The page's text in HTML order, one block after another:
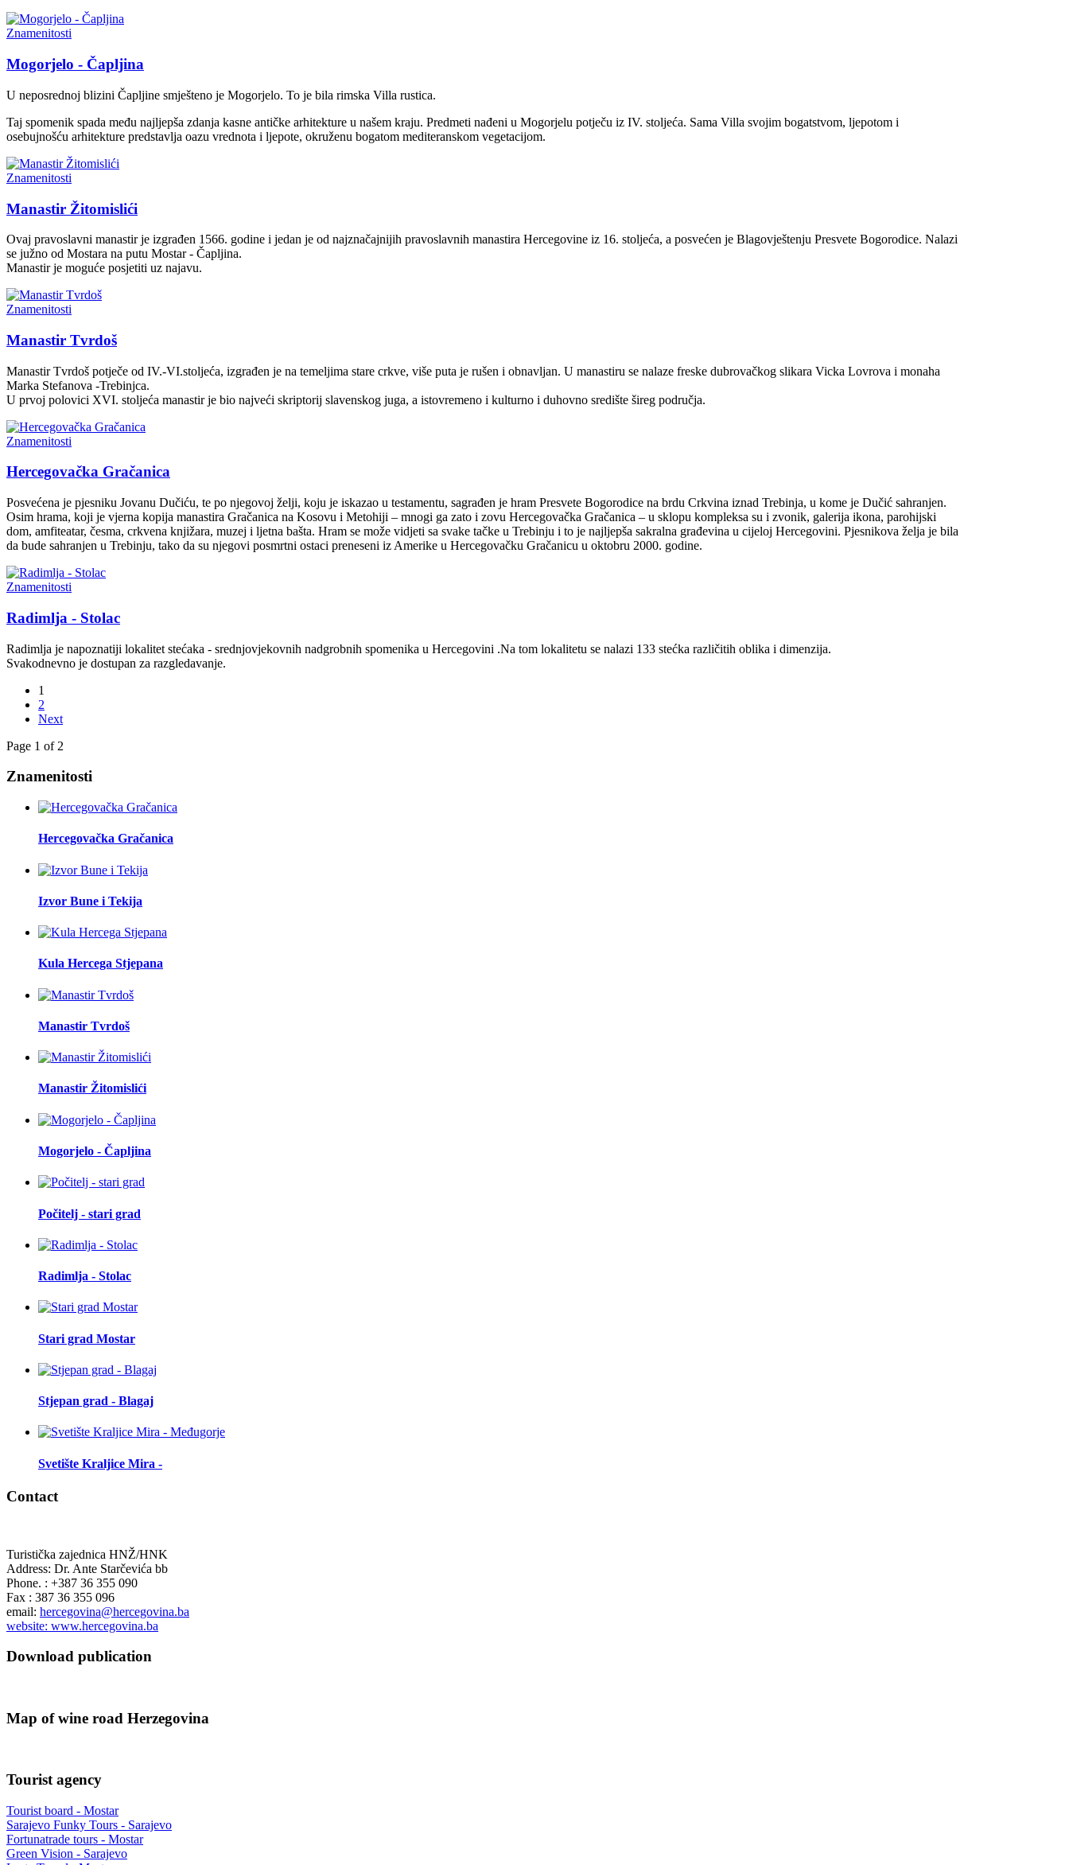
Znamenitosti
Mogorjelo - Čapljina
U neposrednoj blizini Čapljine smješteno je Mogorjelo. To je bila rimska Villa rustica.
Taj spomenik spada među najljepša zdanja kasne antičke arhitekture u našem kraju. Predmeti nađeni u Mogorjelu potječu iz IV. stoljeća. Sama Villa svojim bogatstvom, ljepotom i
osebujnošću arhitekture predstavlja oazu vrednota i ljepote, okruženu bogatom mediteranskom vegetacijom.
Znamenitosti
Manastir Žitomislići
Ovaj pravoslavni manastir je izgrađen 1566. godine i jedan je od najznačajnijih pravoslavnih manastira Hercegovine iz 16. stoljeća, a posvećen je Blagovještenju Presvete Bogorodice. Nalazi
se južno od Mostara na putu Mostar - Čapljina.
Manastir je moguće posjetiti uz najavu.
Znamenitosti
Manastir Tvrdoš
Manastir Tvrdoš potječe od IV.-VI.stoljeća, izgrađen je na temeljima stare crkve, više puta je rušen i obnavljan. U manastiru se nalaze freske dubrovačkog slikara Vicka Lovrova i monaha
Marka Stefanova -Trebinjca.
U prvoj polovici XVI. stoljeća manastir je bio najveći skriptorij slavenskog juga, a istovremeno i kulturno i duhovno središte šireg područja.
Znamenitosti
Hercegovačka Gračanica
Posvećena je pjesniku Jovanu Dučiću, te po njegovoj želji, koju je iskazao u testamentu, sagrađen je hram Presvete Bogorodice na brdu Crkvina iznad Trebinja, u kome je Dučić sahranjen.
Osim hrama, koji je vjerna kopija manastira Gračanica na Kosovu i Metohiji – mnogi ga zato i zovu Hercegovačka Gračanica – u sklopu kompleksa su i zvonik, galerija ikona, parohijski
dom, amfiteatar, česma, crkvena knjižara, muzej i ljetna bašta. Hram se može vidjeti sa svake tačke u Trebinju i to je najljepša sakralna građevina u cijeloj Hercegovini. Pjesnikova želja je bila
da bude sahranjen u Trebinju, tako da su njegovi posmrtni ostaci preneseni iz Amerike u Hercegovačku Gračanicu u oktobru 2000. godine.
Znamenitosti
Radimlja - Stolac
Radimlja je napoznatiji lokalitet stećaka - srednjovjekovnih nadgrobnih spomenika u Hercegovini .Na tom lokalitetu se nalazi 133 stećka različitih oblika i dimenzija.
Svakodnevno je dostupan za razgledavanje.
1
2
Next
Page 1 of 2
Znamenitosti
Hercegovačka Gračanica
Izvor Bune i Tekija
Kula Hercega Stjepana
Manastir Tvrdoš
Manastir Žitomislići
Mogorjelo - Čapljina
Počitelj - stari grad
Radimlja - Stolac
Stari grad Mostar
Stjepan grad - Blagaj
Svetište Kraljice Mira -
Contact
Turistička zajednica HNŽ/HNK
Address: Dr. Ante Starčevića bb
Phone. : +387 36 355 090
Fax : 387 36 355 096
email: hercegovina@hercegovina.ba
website: www.hercegovina.ba
Download publication
Map of wine road Herzegovina
Tourist agency
Tourist board - Mostar
Sarajevo Funky Tours - Sarajevo
Fortunatrade tours - Mostar
Green Vision - Sarajevo